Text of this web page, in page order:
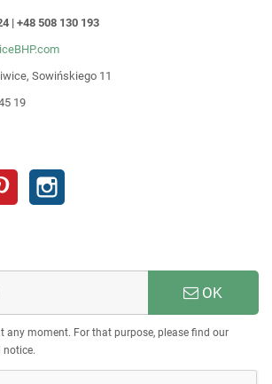
| +48 508 130 193
Sowińskiego 11
19
Pinterest
OK
any moment. For that purpose, please find our
notice.